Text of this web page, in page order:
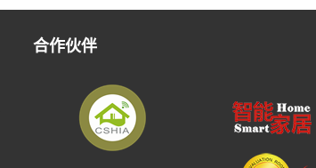
合作伙伴